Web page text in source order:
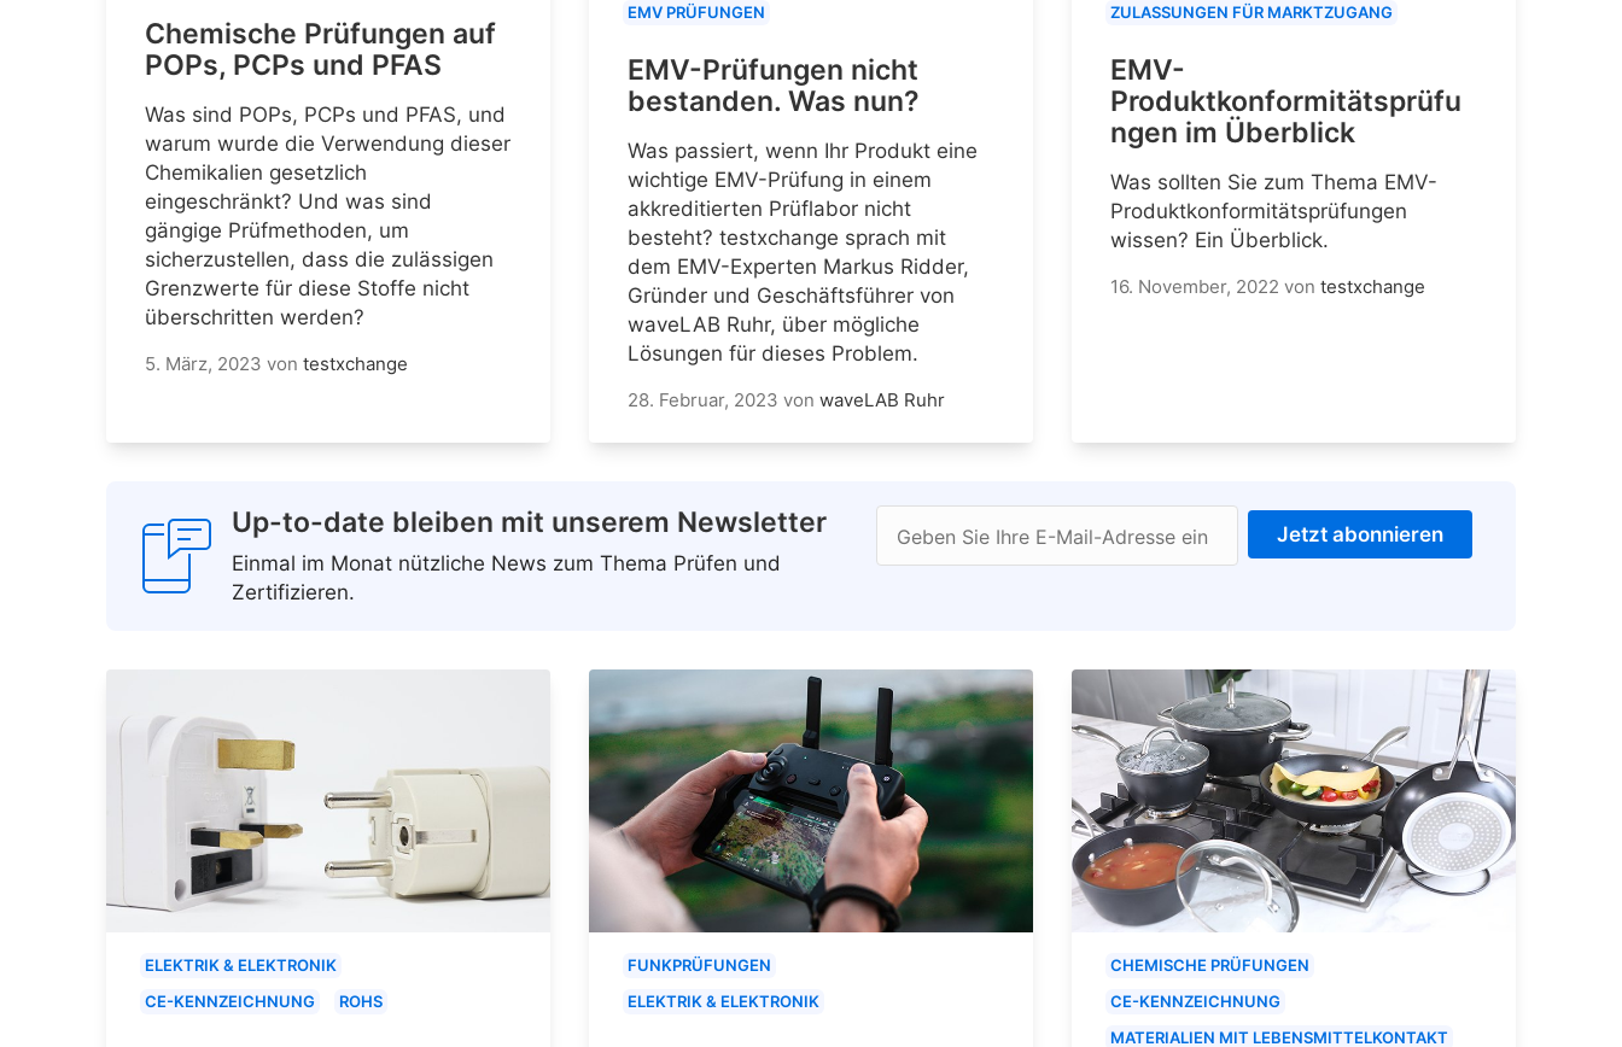
Chemische Prüfungen auf
POPs, PCPs und PFAS
Was sind POPs, PCPs und PFAS, und
warum wurde die Verwendung dieser
Chemikalien gesetzlich
eingeschränkt? Und was sind
gängige Prüfmethoden, um
sicherzustellen, dass die zulässigen
Grenzwerte für diese Stoffe nicht
überschritten werden?
5. März, 2023 von testxchange
EMV PRÜFUNGEN
EMV-Prüfungen nicht
bestanden. Was nun?
Was passiert, wenn Ihr Produkt eine
wichtige EMV-Prüfung in einem
akkreditierten Prüflabor nicht
besteht? testxchange sprach mit
dem EMV-Experten Markus Ridder,
Gründer und Geschäftsführer von
waveLAB Ruhr, über mögliche
Lösungen für dieses Problem.
28. Februar, 2023 von waveLAB Ruhr
ZULASSUNGEN FÜR MARKTZUGANG
EMV-
Produktkonformitätsprüfu
ngen im Überblick
Was sollten Sie zum Thema EMV-
Produktkonformitätsprüfungen
wissen? Ein Überblick.
16. November, 2022 von testxchange
Up-to-date bleiben mit unserem Newsletter
Einmal im Monat nützliche News zum Thema Prüfen und
Zertifizieren.
Geben Sie Ihre E-Mail-Adresse ein Jetzt abonnieren
ELEKTRIK & ELEKTRONIK
CE-KENNZEICHNUNG
ROHS
FUNKPRÜFUNGEN
ELEKTRIK & ELEKTRONIK
CHEMISCHE PRÜFUNGEN
CE-KENNZEICHNUNG
MATERIALIEN MIT LEBENSMITTELKONTAKT